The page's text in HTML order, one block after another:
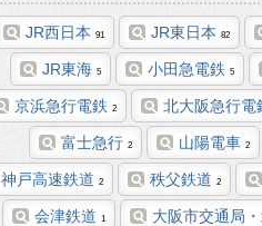
JR西日本 91 JR東日本 82
JR東海 5 小田急電鉄 5
京浜急行電鉄 2 北大阪急行電
富士急行 2 山陽電車 2
神戸高速鉄道 2 秩父鉄道 2
会津鉄道 1 大阪市交通局